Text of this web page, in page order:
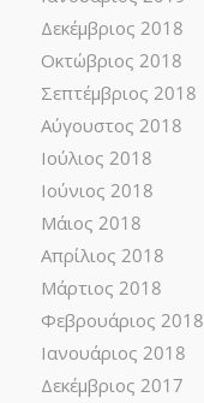
Δεκέμβριος 2018
Οκτώβριος 2018
Σεπτέμβριος 2018
Αύγουστος 2018
Ιούλιος 2018
Ιούνιος 2018
Μάιος 2018
Απρίλιος 2018
Μάρτιος 2018
Φεβρουάριος 2018
Ιανουάριος 2018
Δεκέμβριος 2017